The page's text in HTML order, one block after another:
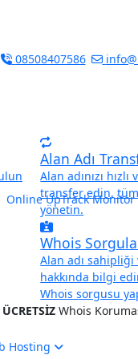
3 Paketi
Gift
08508407586
OnlineUpTrack Monitor
Alan Adı
Alan adınızı
transfer edin,
yönetin.
Whois
Alan adı sahipliği
hakkında bilgi
Whois sorgusu
ÜCRETSİZ Whois
Hosting